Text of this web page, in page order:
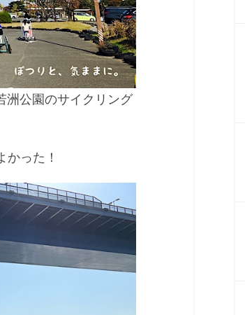
洲公園のサイクリング
った！